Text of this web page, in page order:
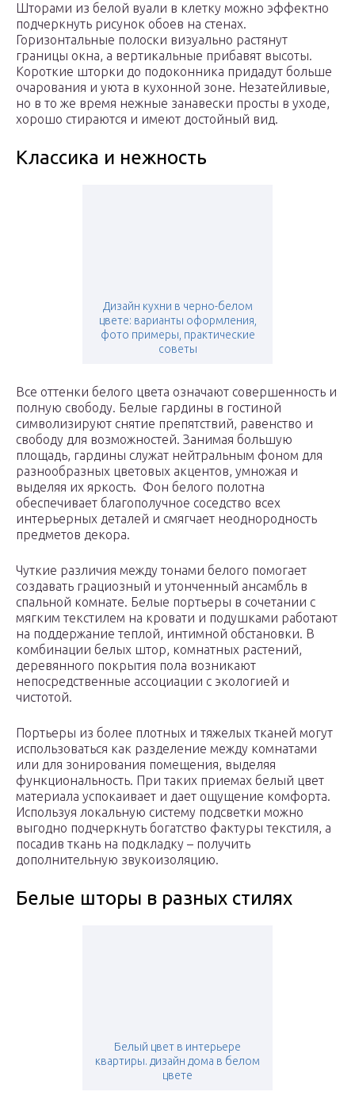
Шторами из белой вуали в клетку можно эффектно
подчеркнуть рисунок обоев на стенах.
Горизонтальные полоски визуально растянут
границы окна, а вертикальные прибавят высоты.
Короткие шторки до подоконника придадут больше
очарования и уюта в кухонной зоне. Незатейливые,
но в то же время нежные занавески просты в уходе,
хорошо стираются и имеют достойный вид.
Классика и нежность
Дизайн кухни в черно-белом
цвете: варианты оформления,
фото примеры, практические
советы
Все оттенки белого цвета означают совершенность и
полную свободу. Белые гардины в гостиной
символизируют снятие препятствий, равенство и
свободу для возможностей. Занимая большую
площадь, гардины служат нейтральным фоном для
разнообразных цветовых акцентов, умножая и
выделяя их яркость. Фон белого полотна
обеспечивает благополучное соседство всех
интерьерных деталей и смягчает неоднородность
предметов декора.
Чуткие различия между тонами белого помогает
создавать грациозный и утонченный ансамбль в
спальной комнате. Белые портьеры в сочетании с
мягким текстилем на кровати и подушками работают
на поддержание теплой, интимной обстановки. В
комбинации белых штор, комнатных растений,
деревянного покрытия пола возникают
непосредственные ассоциации с экологией и
чистотой.
Портьеры из более плотных и тяжелых тканей могут
использоваться как разделение между комнатами
или для зонирования помещения, выделяя
функциональность. При таких приемах белый цвет
материала успокаивает и дает ощущение комфорта.
Используя локальную систему подсветки можно
выгодно подчеркнуть богатство фактуры текстиля, а
посадив ткань на подкладку – получить
дополнительную звукоизоляцию.
Белые шторы в разных стилях
Белый цвет в интерьере
квартиры. дизайн дома в белом
цвете